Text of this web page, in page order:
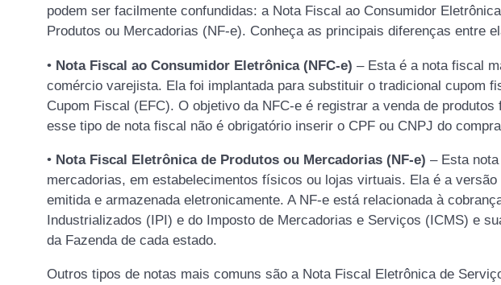
podem ser facilmente confundidas: a Nota Fiscal ao Consumidor
Produtos ou Mercadorias (NF-e). Conheça as principais diferenças entre
• Nota Fiscal ao Consumidor Eletrônica (NFC-e) – Esta é a nota fiscal
comércio varejista. Ela foi implantada para substituir o tradicional cupom
Cupom Fiscal (EFC). O objetivo da NFC-e é registrar a venda de
esse tipo de nota fiscal não é obrigatório inserir o CPF ou CNPJ do
• Nota Fiscal Eletrônica de Produtos ou Mercadorias (NF-e) – Esta
mercadorias, em estabelecimentos físicos ou lojas virtuais. Ela é a
emitida e armazenada eletronicamente. A NF-e está relacionada à
Industrializados (IPI) e do Imposto de Mercadorias e Serviços (ICMS) e
da Fazenda de cada estado.
Outros tipos de notas mais comuns são a Nota Fiscal Eletrônica de